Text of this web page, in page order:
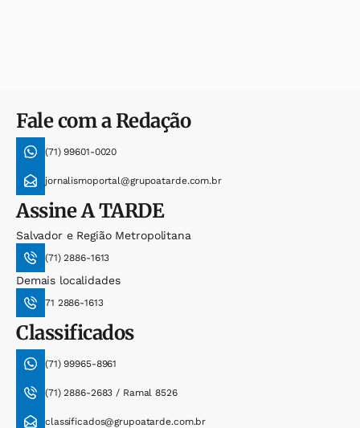
Fale com a Redação
(71) 99601-0020
jornalismoportal@grupoatarde.com.br
AssineA TARDE
Salvador e Região Metropolitana
(71) 2886-1613
Demais localidades
71 2886-1613
Classificados
(71) 99965-8961
(71) 2886-2683 / Ramal 8526
classificados@grupoatarde.com.br